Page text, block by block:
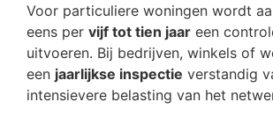
Voor particuliere woningen wordt
eens per vijf tot tien jaar een
uitvoeren. Bij bedrijven, winkels of
een jaarlijkse inspectie verstandig
intensievere belasting van het